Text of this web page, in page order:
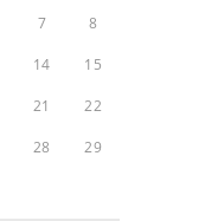
7 8
14 15
21 22
28 29